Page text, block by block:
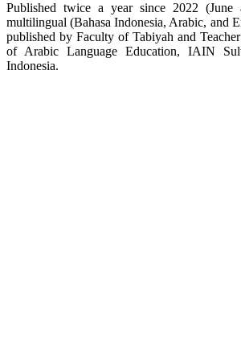
Published twice a year since 2022 (June
multilingual (Bahasa Indonesia, Arabic, and
published by Faculty of Tabiyah and
of Arabic Language Education, IAIN
Indonesia.